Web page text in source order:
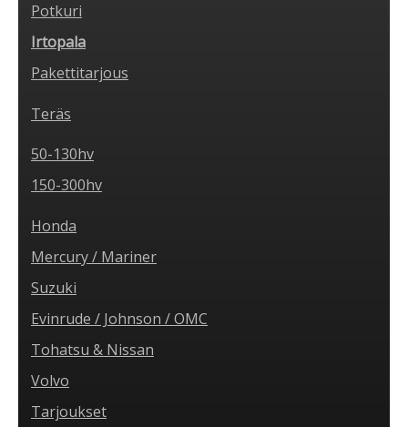
Potkuri
Irtopala
Pakettitarjous
Teräs
50-130hv
150-300hv
Honda
Mercury / Mariner
Suzuki
Evinrude / Johnson / OMC
Tohatsu & Nissan
Volvo
Tarjoukset